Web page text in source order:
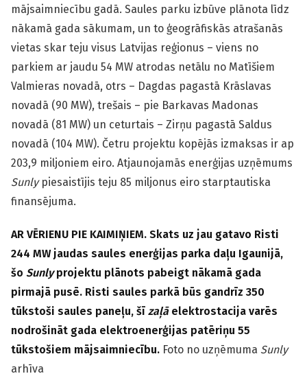
mājsaimniecību gadā. Saules parku izbūve plānota līdz
nākamā gada sākumam, un to ģeogrāfiskās atrašanās
vietas skar teju visus Latvijas reģionus – viens no
parkiem ar jaudu 54 MW atrodas netālu no Matīšiem
Valmieras novadā, otrs – Dagdas pagastā Krāslavas
novadā (90 MW), trešais – pie Barkavas Madonas
novadā (81 MW) un ceturtais – Zirņu pagastā Saldus
novadā (104 MW). Četru projektu kopējās izmaksas ir ap
203,9 miljoniem eiro. Atjaunojamās enerģijas uzņēmums
Sunlypiesaistījis teju 85 miljonus eiro starptautiska
finansējuma.
AR VĒRIENU PIE KAIMIŅIEM. Skats uz jau gatavo Risti
244 MW jaudas saules enerģijas parka daļu Igaunijā,
šo Sunlyprojektu plānots pabeigt nākamā gada
pirmajā pusē. Risti saules parkā būs gandrīz 350
tūkstoši saules paneļu, šī zaļāelektrostacija varēs
nodrošināt gada elektroenerģijas patēriņu 55
tūkstošiem mājsaimniecību. Foto no uzņēmuma Sunly
arhīva